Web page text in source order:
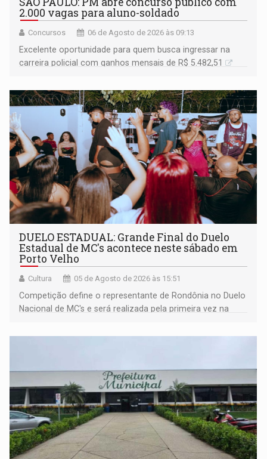
2.000 vagas para aluno-soldado
Concursos 06 de Agosto de 2026 às 09:13
Excelente oportunidade para quem busca ingressar na
carreira policial com ganhos mensais de R$ 5.482,51
DUELO ESTADUAL: Grande Final do Duelo
Estadual de MC's acontece neste sábado em
Porto Velho
Cultura 05 de Agosto de 2026 às 15:51
Competição define o representante de Rondônia no Duelo
Nacional de MC's e será realizada pela primeira vez na